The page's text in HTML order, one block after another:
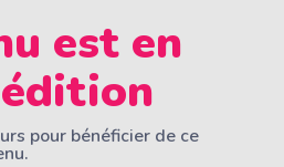
est en
pour bénéficier de ce